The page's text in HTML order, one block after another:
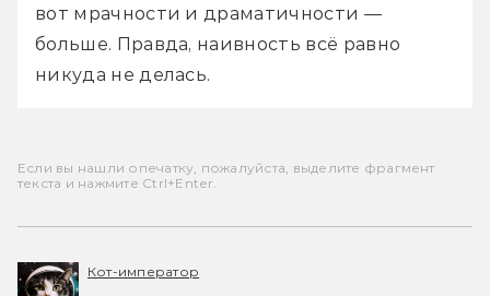
вот мрачности и драматичности —
больше. Правда, наивность всё равно
никуда не делась.
Если вы нашли опечатку, пожалуйста, выделите фрагмент
текста и нажмите Ctrl+Enter.
Кот-император